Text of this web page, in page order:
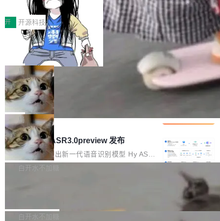
得住、用得稳、省得下、更安全！ 一、从现在开
始，Token使用一目...
q2Seq 和 DocAI 的共同发明人）以及 Oriol Vin
yals（Gemini 联合负责人，AlphaSta...
中文驱动的数字员工，自主理解需求、规划步
骤、编写代码。不挑模型、不挑平台，curl 一行
装完即用。 开源地址：Gitee · GitCode · GitHu
b 安装 支持 Java 8+（8~26）、macOS / Linu
x / Windows / Harmony PC。 # macOS / Linu
x / Harmony PC curl -fsSL https://solon.noea
r.org/solon...
价值潜能：华为云码道（CodeArts）
代码仓技术解析
一、代码仓深度理解技术的作用与价值 在软件工
程实践中，代码仓是企业核心知识资产的主要载
体。企业级代码仓库通常包含数十万乃至数百万
个文件，其规模远超单次模型调用可承载的上下
文窗口。随着项目规模的持续扩张与代码历史的
不断累积，代码仓中的模块关系、接口契约、业
务逻辑等关键信息往往分散于数十乃至数百个文
件之中，形成高度复杂的知识关联网络。传统的
代码检索手段（如关键词匹配、目录遍历）仅能
在语法层面完成文本定位，难以触及代码的语义
内涵与结构关联，导致开发者使用代码智能体在
理解大规模代码仓时面临显著"代码仓理解"瓶
颈。 代码仓深度理解服务（以下简称" CodeBas
e深度理解服务"）是华为云码道（CodeA...
开 开源科技
一条“删库”命令跑 17 小时，算法工程
师删光 89TB 数据只为干私活
最高人民检察院8月4日公布了一起案件：北京一
名90后算法工程师王某，为了给自己接的私活腾
服务器空间，删光了公司AI游戏部门的全部核心
数据。 王某2024年1月入职东城区某科技公司AI
短剧部门，有互联网大厂背景。在公司内部架构
调整期间，部门三次通知全员将数据从A集群迁
移到B集群，王某都回复了"收到"。 他没有迁移
数据。2024年9月3日下午4点，他使用此前登录
的账号密码进入A集群，输入了一条被程序员圈
称为"删库跑路"的命令——最高管理员权限、无
自研的多个文生3D和...
局
Cloudflare 分享推理优化实践：KV ca
che 量化 + 权重压缩，吞吐量提升 4
1%，成本降 30%
Kimi 和 GLM 是当前最强的大模型系列之一，但
它们有一个共同的问题：太吃显存了。月之暗面
的 Kimi K 系列和智谱的 GLM 都是长上下文、M
oE 架构的大模型，好用到让人上瘾，但 GPU 显
存永远不够用。 Cloudflare 的 Workers AI 团队
一直在跑这些模型的推理。他们在官方博客上发
整性保护。效果是：吞吐量提升 41%，每 token
局
腾讯混元 Hy ASR3.0preview 发布
腾讯混元正式推出新一代语音识别模型 Hy ASR
3.0preview。基于最新一代大语言模型 Hy3 的
让语音识别不再只是听清，而是真正听懂。通过
白开水不加糖
新和少量网页兼容性修复版本。 Changes/fixe
白开水不加糖